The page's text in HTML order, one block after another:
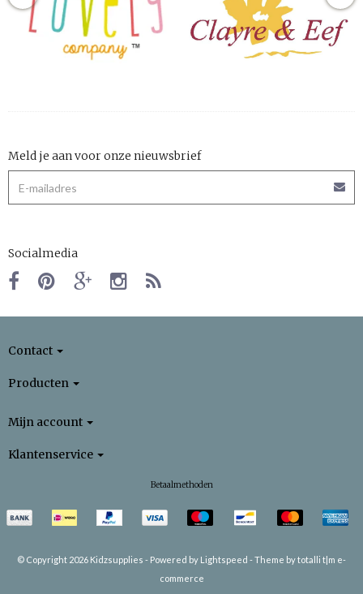
Meld je aan voor onze nieuwsbrief
Socialmedia
Contact
Producten
Mijn account
Klantenservice
Betaalmethoden
© Copyright 2026 Kidzsupplies - Powered by Lightspeed -Theme by totalli t|m e-
commerce